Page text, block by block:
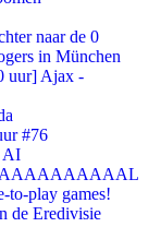
naar de 0
in München
uur] Ajax -
#76
AI
to-play games!
de Eredivisie